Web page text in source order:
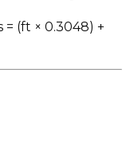
(ft × 0.3048) +